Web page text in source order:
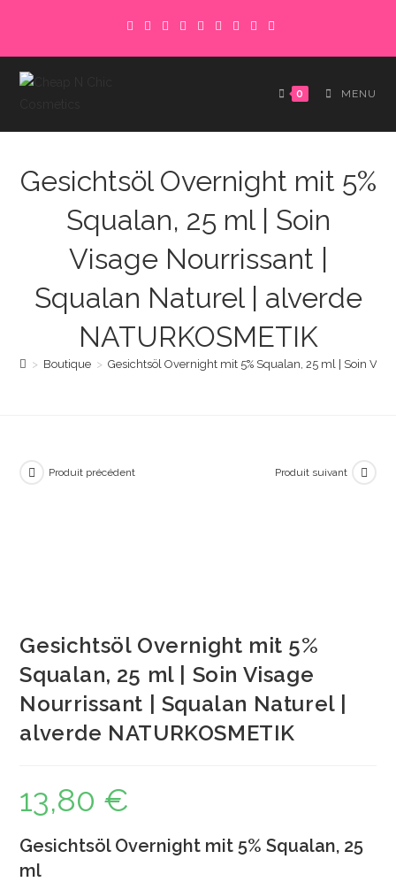
content
0 MENU
Gesichtsöl Overnight mit 5%
Squalan, 25 ml | Soin
Visage Nourrissant |
Squalan Naturel | alverde
NATURKOSMETIK
> Boutique > Gesichtsöl Overnight mit 5% Squalan, 25 ml | Soin
Produit précédent Produit suivant
Gesichtsöl Overnight mit 5%
Squalan, 25 ml | Soin Visage
Nourrissant | Squalan Naturel |
alverde NATURKOSMETIK
13,80 €
Gesichtsöl Overnight mit 5% Squalan, 25
ml